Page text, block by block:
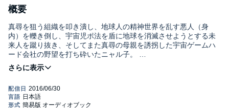
概要
真尋を狙う組織を叩き潰し、地球人の精神世界を乱す悪人（身
内）を轢き倒し、宇宙児ポ法を盾に地球を消滅させようとする未
来人を蹴り抜き、そしてまた真尋の母親を誘拐した宇宙ゲームハ
ード会社の野望を打ち砕いたニャル子。
しかしこんなに尽くしているのに真尋はちっともニャル子に振り
向いてはくれない。こりゃいかん、とニャル子はここで八坂家の
©SOFTBANK Creative corp.